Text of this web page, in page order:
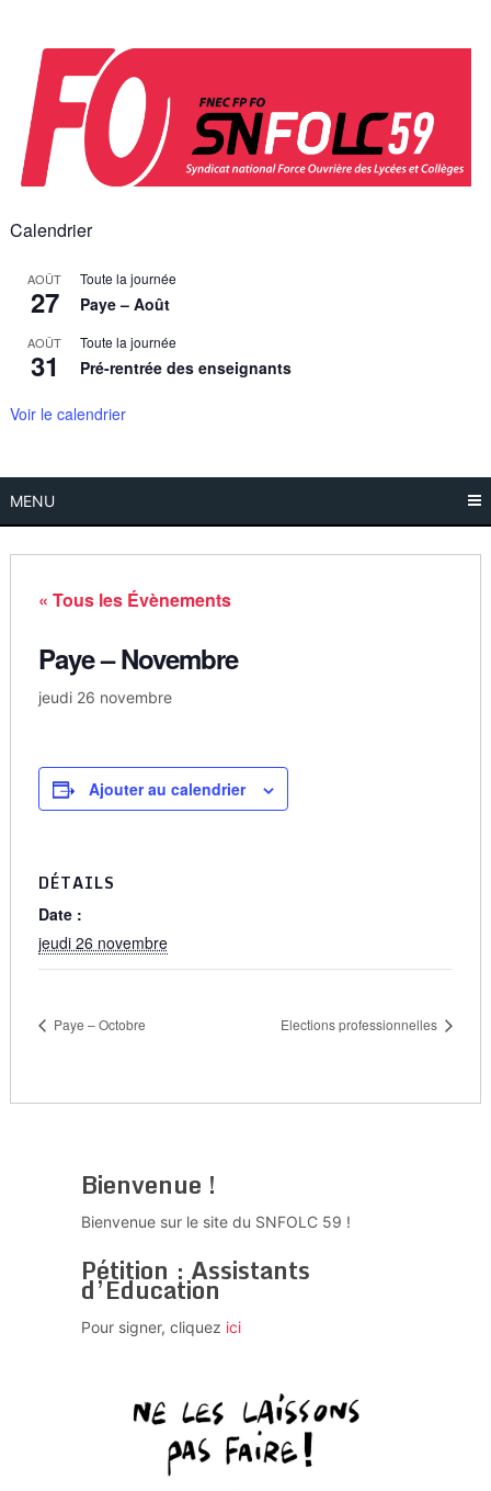
content
Calendrier
AOÛT
27
Toute la journée
Paye – Août
AOÛT
31
Toute la journée
Pré-rentrée des enseignants
Voir le calendrier
MENU
« Tous les Évènements
Paye – Novembre
jeudi 26 novembre
Ajouter au calendrier
DÉTAILS
Date :
jeudi 26 novembre
Paye – Octobre Elections professionnelles
Bienvenue !
Bienvenue sur le site du SNFOLC 59 !
Pétition : Assistants
d’Education
Pour signer, cliquez ici